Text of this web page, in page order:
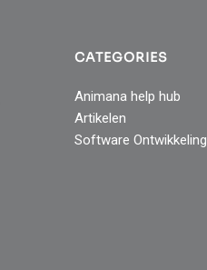
CATEGORIES
Animana help hub
Artikelen
Software Ontwikkeling